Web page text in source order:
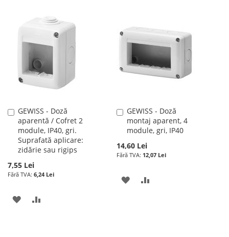
DORINTE
LISTA
DORINTE
COMPARARE
GEWISS - Doză
aparentă / Cofret 2
module, IP40, gri.
Suprafată aplicare:
zidărie sau rigips
7,55 Lei
6,24 Lei
Adauga
în
cos
ADAUGATI
GEWISS - Doză
montaj aparent, 4
module, gri, IP40
14,60 Lei
12,07 Lei
Adauga
în
cos
ADAUGATI